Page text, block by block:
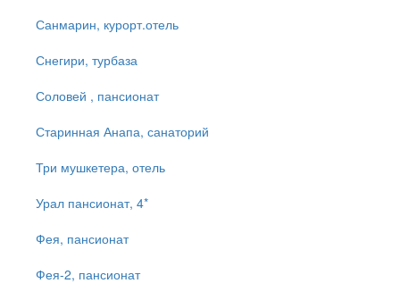
Санмарин, курорт.отель
Снегири, турбаза
Соловей , пансионат
Старинная Анапа, санаторий
Три мушкетера, отель
Урал пансионат, 4*
Фея, пансионат
Фея-2, пансионат